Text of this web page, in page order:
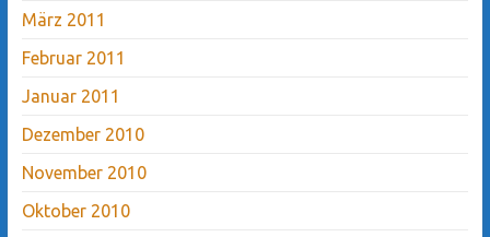
März 2011
Februar 2011
Januar 2011
Dezember 2010
November 2010
Oktober 2010